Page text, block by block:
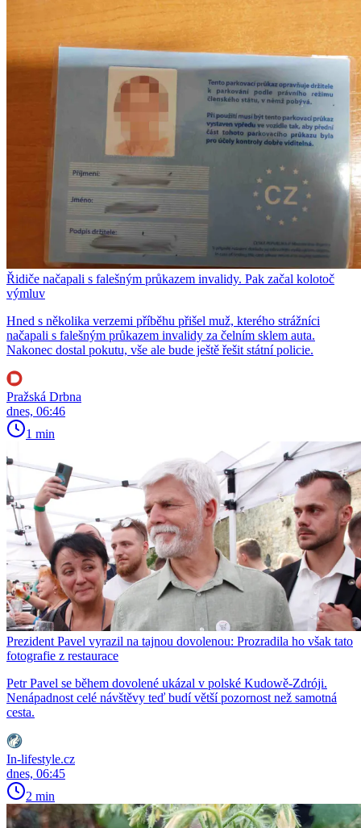
Řidiče načapali s falešným průkazem invalidy. Pak začal kolotoč
výmluv
Hned s několika verzemi příběhu přišel muž, kterého strážníci
načapali s falešným průkazem invalidy za čelním sklem auta.
Nakonec dostal pokutu, vše ale bude ještě řešit státní policie.
Pražská Drbna
dnes, 06:46
1 min
Prezident Pavel vyrazil na tajnou dovolenou: Prozradila ho však tato
fotografie z restaurace
Petr Pavel se během dovolené ukázal v polské Kudowě-Zdróji.
Nenápadnost celé návštěvy teď budí větší pozornost než samotná
cesta.
In-lifestyle.cz
dnes, 06:45
2 min